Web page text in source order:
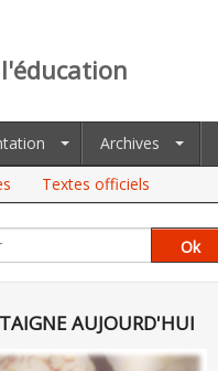
Archives
Textes officiels
AUJOURD'HUI